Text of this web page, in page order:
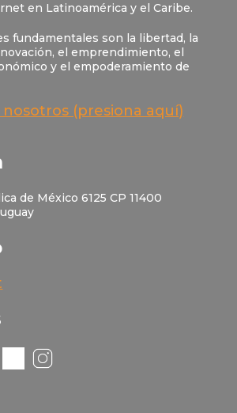
en Latinoamérica y el Caribe.
fundamentales son la libertad, la
el emprendimiento, el
y el empoderamiento de
(presiona aquí)
de México 6125 CP 11400